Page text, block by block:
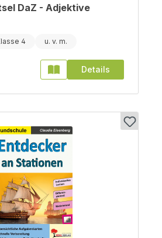
DaZ - Adjektive
4
Details